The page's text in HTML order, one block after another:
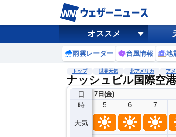
オススメ
雨雲レーダー 台風情報 地
トップ 世界天気 北アメリカ ア
ナッシュビル国際空
日
時
天気
7日(金)
5 6 7